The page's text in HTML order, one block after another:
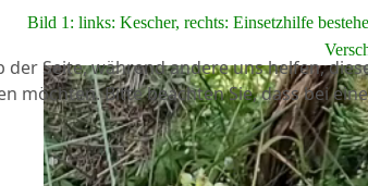
Bild 1: links: Kescher, rechts: Einsetzhilfe
Seite, während andere uns helfen,
möchten. Bitte beachten Sie, dass bei